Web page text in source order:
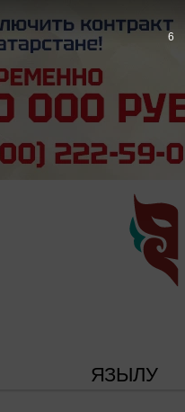
ЯЗЫЛУ
5